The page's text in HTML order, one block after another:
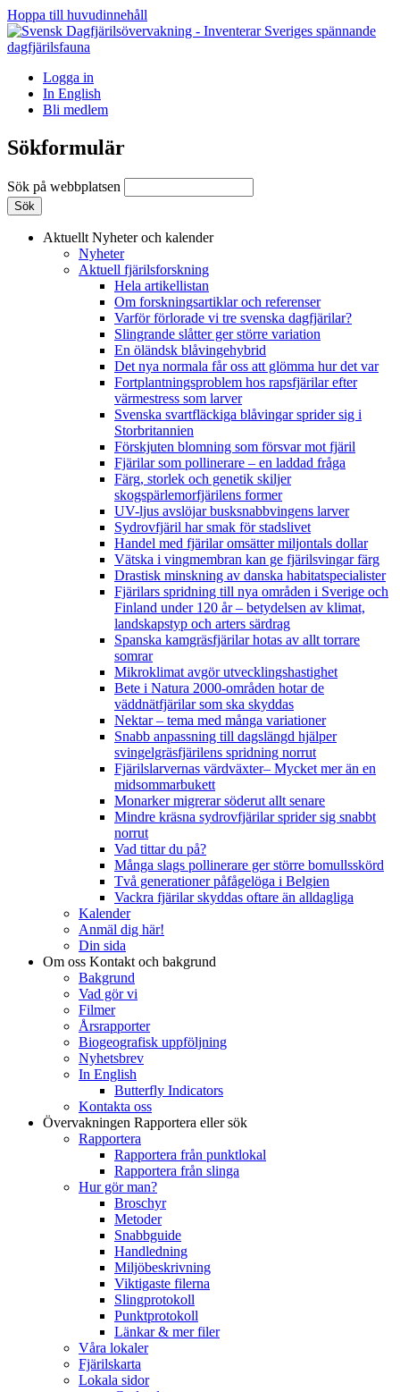
Hoppa till huvudinnehåll
Logga in
In English
Bli medlem
Sökformulär
Sök på webbplatsen
Aktuellt Nyheter och kalender
Nyheter
Aktuell fjärilsforskning
Hela artikellistan
Om forskningsartiklar och referenser
Varför förlorade vi tre svenska dagfjärilar?
Slingrande slåtter ger större variation
En öländsk blåvingehybrid
Det nya normala får oss att glömma hur det var
Fortplantningsproblem hos rapsfjärilar efter
värmestress som larver
Svenska svartfläckiga blåvingar sprider sig i
Storbritannien
Förskjuten blomning som försvar mot fjäril
Fjärilar som pollinerare – en laddad fråga
Färg, storlek och genetik skiljer
skogspärlemorfjärilens former
UV-ljus avslöjar busksnabbvingens larver
Sydrovfjäril har smak för stadslivet
Handel med fjärilar omsätter miljontals dollar
Vätska i vingmembran kan ge fjärilsvingar färg
Drastisk minskning av danska habitatspecialister
Fjärilars spridning till nya områden i Sverige och
Finland under 120 år– betydelsen av klimat,
landskapstyp och arters särdrag
Spanska kamgräsfjärilar hotas av allt torrare
somrar
Mikroklimat avgör utvecklingshastighet
Bete i Natura 2000-områden hotar de
väddnätfjärilar som ska skyddas
Nektar – tema med många variationer
Snabb anpassning till dagslängd hjälper
svingelgräsfjärilens spridning norrut
Fjärilslarvernas värdväxter– Mycket mer än en
midsommarbukett
Monarker migrerar söderut allt senare
Mindre kräsna sydrovfjärilar sprider sig snabbt
norrut
Vad tittar du på?
Många slags pollinerare ger större bomullsskörd
Två generationer påfågelöga i Belgien
Vackra fjärilar skyddas oftare än alldagliga
Kalender
Anmäl dig här!
Din sida
Om oss Kontakt och bakgrund
Bakgrund
Vad gör vi
Filmer
Årsrapporter
Biogeografisk uppföljning
Nyhetsbrev
In English
Butterfly Indicators
Kontakta oss
Övervakningen Rapportera eller sök
Rapportera
Rapportera från punktlokal
Rapportera från slinga
Hur gör man?
Broschyr
Metoder
Snabbguide
Handledning
Miljöbeskrivning
Viktigaste filerna
Slingprotokoll
Punktprotokoll
Länkar & mer filer
Våra lokaler
Fjärilskarta
Lokala sidor